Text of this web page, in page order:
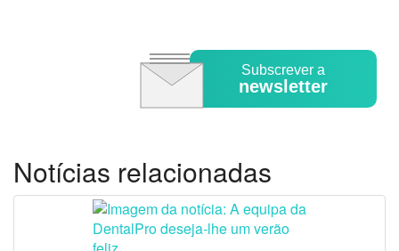
Subscrever a
newsletter
Notícias relacionadas